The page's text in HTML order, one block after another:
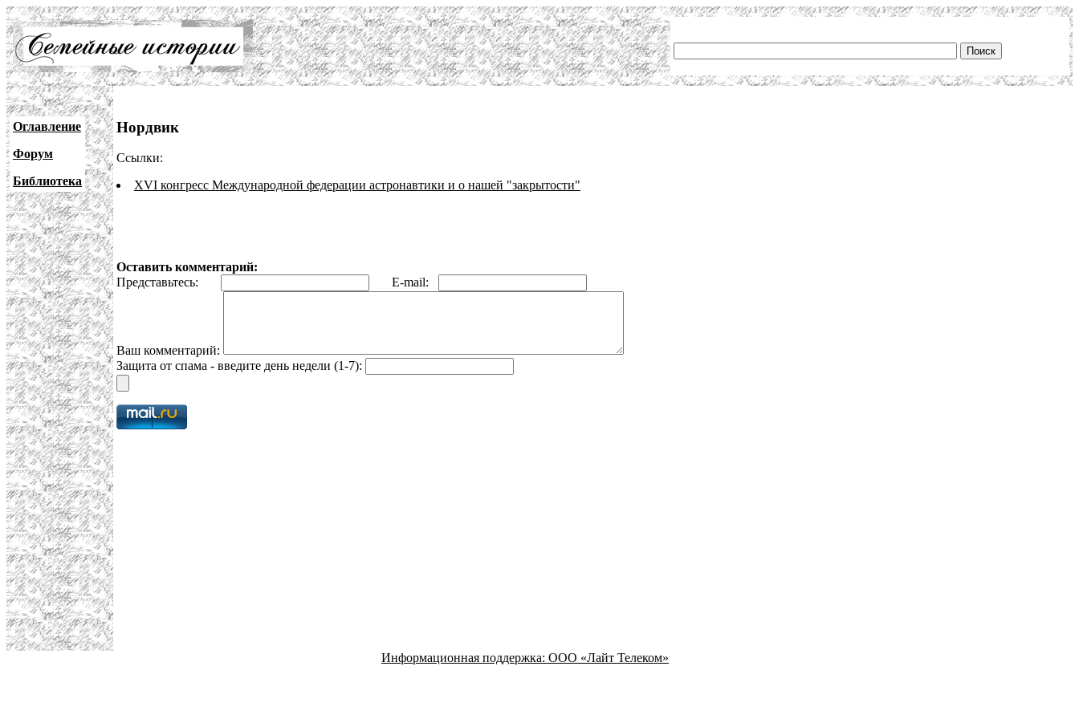
Оглавление
Форум
Библиотека
Нордвик
Ссылки:
XVI конгресс Международной федерации астронавтики и о нашей "закрытости"
Оставить комментарий:
Представьтесь:
E-mail:
Ваш комментарий:
Защита от спама - введите день недели (1-7):
Информационная поддержка: ООО «Лайт Телеком»